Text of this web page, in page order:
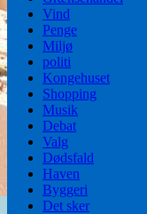
Vind
Penge
Miljø
politi
Kongehuset
Shopping
Musik
Debat
Valg
Dødsfald
Haven
Byggeri
Det sker